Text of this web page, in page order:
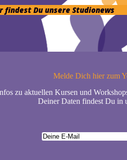
findest Du unsere Studionews
Melde Dich hier zum
zu aktuellen Kursen und
Deiner Daten findest Du in